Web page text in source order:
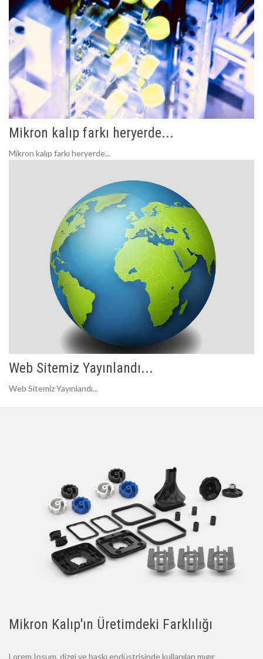
Mikron kalıp farkı heryerde...
Mikron kalıp farkı heryerde...
Web Sitemiz Yayınlandı...
Web Sitemiz Yayınlandı...
Mikron Kalıp'ın Üretimdeki Farklılığı
Lorem Ipsum, dizgi ve baskı endüstrisinde kullanılan mıgır